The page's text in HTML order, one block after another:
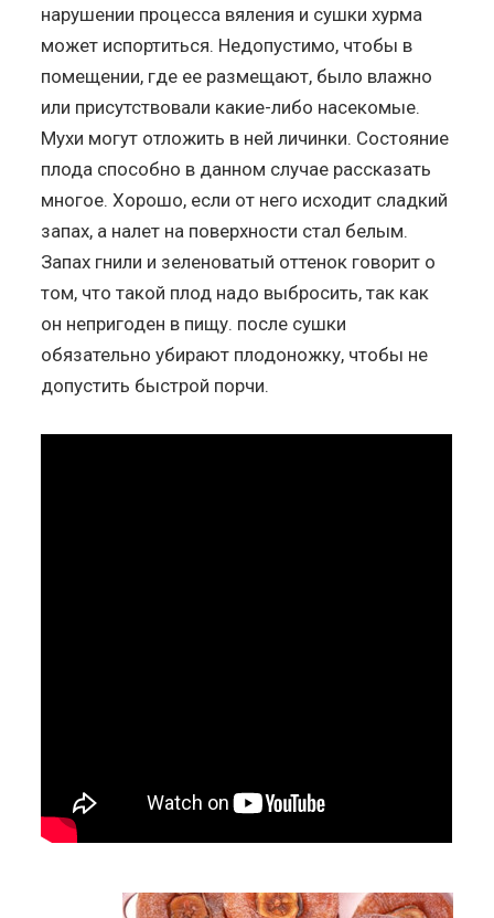
нарушении процесса вяления и сушки хурма
может испортиться. Недопустимо, чтобы в
помещении, где ее размещают, было влажно
или присутствовали какие-либо насекомые.
Мухи могут отложить в ней личинки. Состояние
плода способно в данном случае рассказать
многое. Хорошо, если от него исходит сладкий
запах, а налет на поверхности стал белым.
Запах гнили и зеленоватый оттенок говорит о
том, что такой плод надо выбросить, так как
он непригоден в пищу. после сушки
обязательно убирают плодоножку, чтобы не
допустить быстрой порчи.